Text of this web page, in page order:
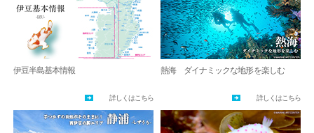
伊豆半島基本情報
詳しくはこちら
熱海 ダイナミックな地形を楽しむ
詳しくはこちら